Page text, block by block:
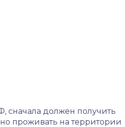
должен получить
проживать на территории